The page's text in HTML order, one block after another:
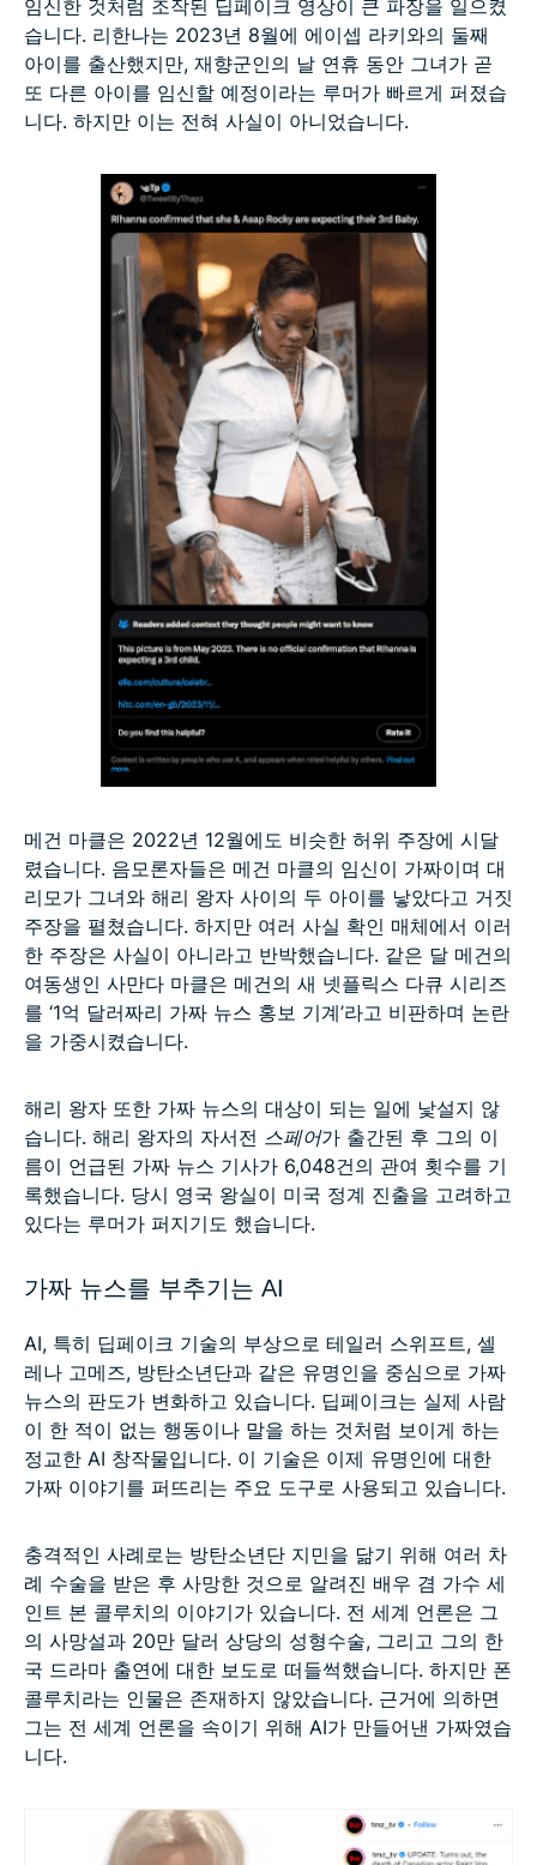
임신한 것처럼 조작된 딥페이크 영상이 큰 파장을 일으켰
습니다. 리한나는 2023년 8월에 에이셉 라키와의 둘째
아이를 출산했지만, 재향군인의 날 연휴 동안 그녀가 곧
또 다른 아이를 임신할 예정이라는 루머가 빠르게 퍼졌습
니다. 하지만 이는 전혀 사실이 아니었습니다.
메건 마클은 2022년 12월에도 비슷한 허위 주장에 시달
렸습니다. 음모론자들은 메건 마클의 임신이 가짜이며 대
리모가 그녀와 해리 왕자 사이의 두 아이를 낳았다고 거짓
주장을 펼쳤습니다. 하지만 여러 사실 확인 매체에서 이러
한 주장은 사실이 아니라고 반박했습니다. 같은 달 메건의
여동생인 사만다 마클은 메건의 새 넷플릭스 다큐 시리즈
를 ‘1억 달러짜리 가짜 뉴스 홍보 기계’라고 비판하며 논란
을 가중시켰습니다.
해리 왕자 또한 가짜 뉴스의 대상이 되는 일에 낯설지 않
습니다. 해리 왕자의 자서전 스페어가 출간된 후 그의 이
름이 언급된 가짜 뉴스 기사가 6,048건의 관여 횟수를 기
록했습니다. 당시 영국 왕실이 미국 정계 진출을 고려하고
있다는 루머가 퍼지기도 했습니다.
가짜 뉴스를 부추기는 AI
AI, 특히 딥페이크 기술의 부상으로 테일러 스위프트, 셀
레나 고메즈, 방탄소년단과 같은 유명인을 중심으로 가짜
뉴스의 판도가 변화하고 있습니다. 딥페이크는 실제 사람
이 한 적이 없는 행동이나 말을 하는 것처럼 보이게 하는
정교한 AI 창작물입니다. 이 기술은 이제 유명인에 대한
가짜 이야기를 퍼뜨리는 주요 도구로 사용되고 있습니다.
충격적인 사례로는 방탄소년단 지민을 닮기 위해 여러 차
례 수술을 받은 후 사망한 것으로 알려진 배우 겸 가수 세
인트 본 콜루치의 이야기가 있습니다. 전 세계 언론은 그
의 사망설과 20만 달러 상당의 성형수술, 그리고 그의 한
국 드라마 출연에 대한 보도로 떠들썩했습니다. 하지만 폰
콜루치라는 인물은 존재하지 않았습니다. 근거에 의하면
그는 전 세계 언론을 속이기 위해 AI가 만들어낸 가짜였습
니다.